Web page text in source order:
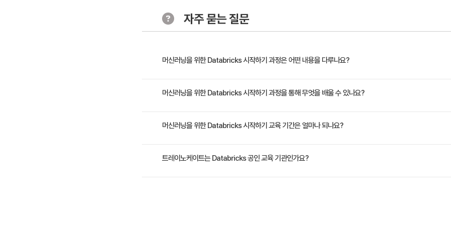
자주 묻는 질문
머신러닝을 위한 Databricks 시작하기 과정은 어떤 내용을 다루나요?
이 과정에서는 Databricks Data Intelligence Platform을 사용하여 기본적인 머신 러닝 워크플로를 실행하고 데이
서 다룬 개념을 강화하는 포괄적인 랩으로 마무리됩니다.
머신러닝을 위한 Databricks 시작하기 과정을 통해 무엇을 배울 수 있나요?
- Databricks Data Intelligence Platform을 사용한 ML의 기본 개념 설명 - Databricks Data Intelligence Platform
머신러닝을 위한 Databricks 시작하기 교육 기간은 얼마나 되나요?
1일 과정입니다. 상세 일정은 교육 페이지에서 확인하실 수 있습니다.
트레이노케이트는 Databricks 공인 교육 기관인가요?